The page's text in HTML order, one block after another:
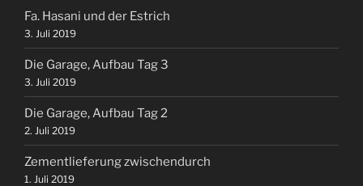
Fa. Hasani und der Estrich
3. Juli 2019
Die Garage, Aufbau Tag 3
3. Juli 2019
Die Garage, Aufbau Tag 2
2. Juli 2019
Zementlieferung zwischendurch
1. Juli 2019